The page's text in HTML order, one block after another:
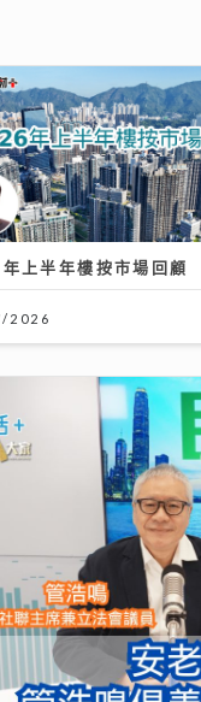
我｜歐陽德勛、陳德
大讚晚安莉莉主音
盛「智尊守慧」以保
引領跨境醫療新標準
2026